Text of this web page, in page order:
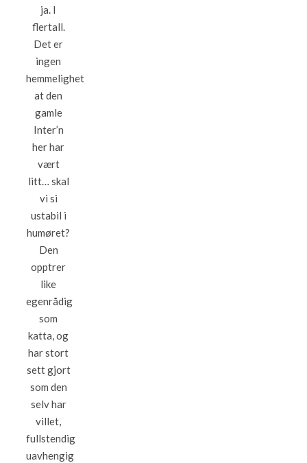
ja. I
flertall.
Det er
ingen
hemmelighet
at den
gamle
Inter’n
her har
vært
litt… skal
vi si
ustabil i
humøret?
Den
opptrer
like
egenrådig
som
katta, og
har stort
sett gjort
som den
selv har
villet,
fullstendig
uavhengig